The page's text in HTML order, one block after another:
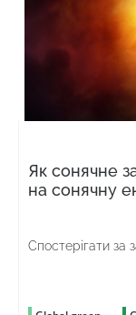
Як сонячне
на сонячну
Спостерігати